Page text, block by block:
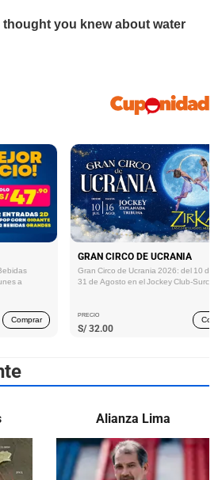
a
Comprar
GRAN CIRCO DE UCRANIA
Gran Circo de Ucrania 2026: del 10 de
31 de Agosto en el Jockey Club-Surco
PRECIO
S/ 32.00
Alianza Lima